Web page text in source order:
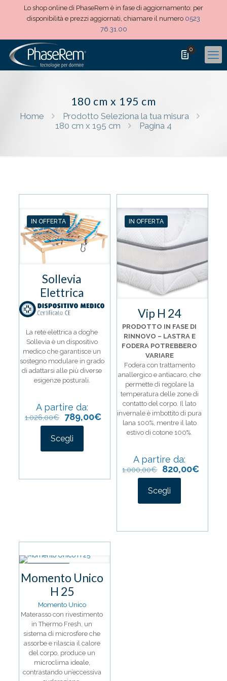
Lo shop online di PhaseRem è in fase di aggiornamento: per
disponibilità e prezzi aggiornati, chiamare il numero 0523
76.31.00
0
180 cm x 195 cm
Home
Prodotto Seleziona la tua misura
180 cm x 195 cm
Pagina 4
IN OFFERTA
Sollevia
Elettrica
La rete elettrica a doghe
Sollevia è un dispositivo
medico che garantisce un
sostegno modulare in grado
di adattarsi alle più diverse
esigenze posturali.
A partire da:
1.026,00€ 789,00€
Scegli
Questo
più
pagina
prodotto
IN OFFERTA
Vip H 24
PRODOTTO IN FASE DI
RINNOVO – LASTRA E
FODERA POTREBBERO
VARIARE
Fodera con trattamento
anallergico e antiacaro, che
permette di regolare la
temperatura delle zone di
contatto del corpo. Il lato
invernale è imbottito di pura
lana 100%, mentre il lato
estivo di cotone 100%.
A partire da:
1.000,00€ 820,00€
Scegli
Questo
più
Momento Unico
H 25
Momento Unico
Materasso con rivestimento
in Thermo Fresh, un
sistema di microsfere che
assorbe e rilascia il calore
del corpo, produce un
microclima ideale,
contrastando un’eccessiva